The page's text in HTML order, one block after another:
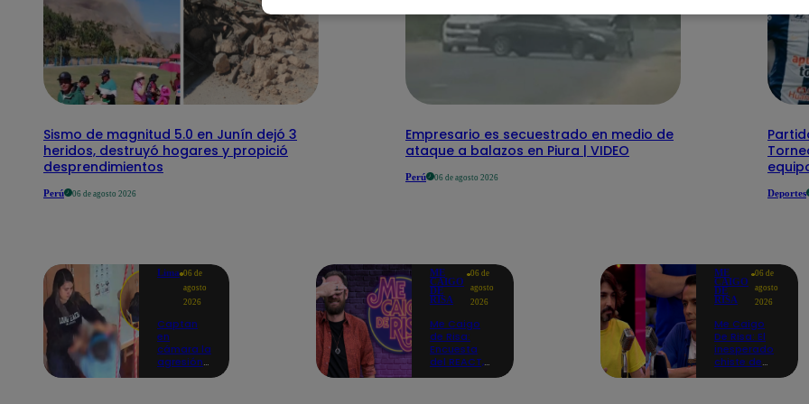
Sismo de magnitud 5.0 en Junín dejó 3
heridos, destruyó hogares y propició
desprendimientos
Perú 06 de agosto 2026
Empresario es secuestrado en medio de
ataque a balazos en Piura | VIDEO
Perú 06 de agosto 2026
Deportes
Lima 06 de
agosto
2026
Captan
en
cámara la
agresión
ME
CAIGO
DE
RISA
06 de
agosto
2026
Me Caigo
de Risa:
Encuesta
del REACT,
ME
CAIGO
DE
RISA
06 de
agosto
2026
Me Caigo
De Risa: El
inesperado
chiste de